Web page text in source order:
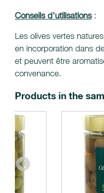
Conseils d'utilisations:
Les olives vertes
en incorporation dans
et peuvent être
convenance.
Products in the